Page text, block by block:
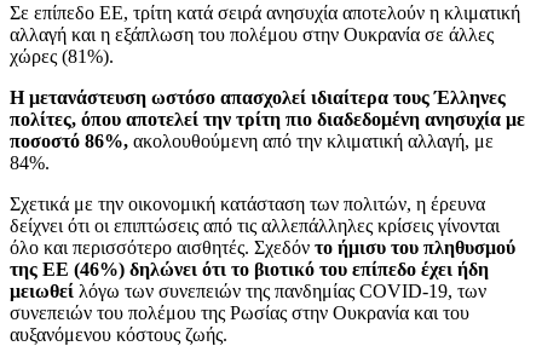
Σε επίπεδο ΕΕ, τρίτη κατά σειρά ανησυχία αποτελούν η κλιματική
αλλαγή και η εξάπλωση του πολέμου στην Ουκρανία σε άλλες
χώρες (81%).
Η μετανάστευση ωστόσο απασχολεί ιδιαίτερα τους Έλληνες
πολίτες, όπου αποτελεί την τρίτη πιο διαδεδομένη ανησυχία με
ποσοστό 86%, ακολουθούμενη από την κλιματική αλλαγή, με
84%.
Σχετικά με την οικονομική κατάσταση των πολιτών, η έρευνα
δείχνει ότι οι επιπτώσεις από τις αλλεπάλληλες κρίσεις γίνονται
όλο και περισσότερο αισθητές. Σχεδόν το ήμισυ του πληθυσμού
της ΕΕ (46%) δηλώνει ότι το βιοτικό του επίπεδο έχει ήδη
μειωθεί λόγω των συνεπειών της πανδημίας COVID-19, των
συνεπειών του πολέμου της Ρωσίας στην Ουκρανία και του
αυξανόμενου κόστους ζωής.